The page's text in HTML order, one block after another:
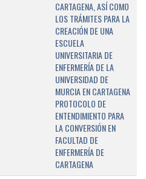
CARTAGENA, ASÍ COMO
LOS TRÁMITES PARA LA
CREACIÓN DE UNA
ESCUELA
UNIVERSITARIA DE
ENFERMERÍA DE LA
UNIVERSIDAD DE
MURCIA EN CARTAGENA
PROTOCOLO DE
ENTENDIMIENTO PARA
LA CONVERSIÓN EN
FACULTAD DE
ENFERMERÍA DE
CARTAGENA